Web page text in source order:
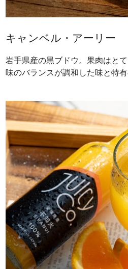
キャンベル・アーリー
岩手県産の黒ブドウ。果肉はと
味のバランスが調和した味と特有